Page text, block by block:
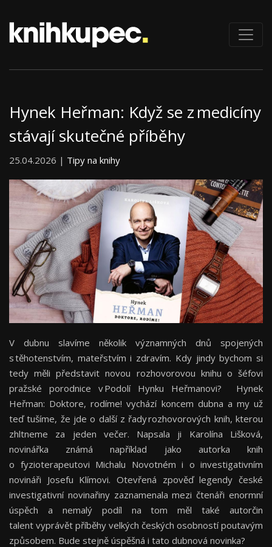
Hynek Heřman: Když se z medicíny
stávají skutečné příběhy
25.04.2026 | Tipy na knihy
V dubnu slavíme několik významných dnů spojených
s těhotenstvím, mateřstvím i zdravím. Kdy jindy bychom si
tedy měli představit novou rozhovorovou knihu o šéfovi
pražské porodnice v Podolí Hynku Heřmanovi? Hynek
Heřman: Doktore, rodíme! vychází koncem dubna a my už
teď tušíme, že jde o další z řady rozhovorových knih, kterou
zhltneme za jeden večer. Napsala ji Karolína Lišková,
novinářka známá například jako autorka knih
o fyzioterapeutovi Michalu Novotném i o investigativním
novináři Josefu Klímovi. Otevřená zpověď legendy české
investigativní novinařiny zaznamenala mezi čtenáři enormní
úspěch a nemalý podíl na tom měl také autorčin
talent vyprávět příběhy velkých českých osobností poutavým
způsobem. Bude stejně úspěšná i tato dubnová novinka?